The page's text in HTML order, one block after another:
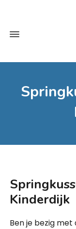
Kinderdijk
Ben je bezig